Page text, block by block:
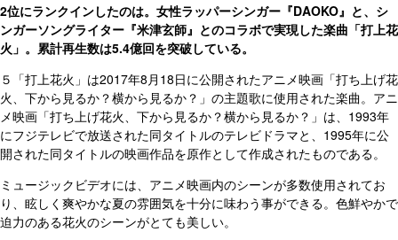
2位にランクインしたのは。女性ラッパーシンガー『DAOKO』と、シ
ンガーソングライター『米津玄師』とのコラボで実現した楽曲「打上花
火」。累計再生数は5.4億回を突破している。
５「打上花火」は2017年8月18日に公開されたアニメ映画「打ち上げ花
火、下から見るか？横から見るか？」の主題歌に使用された楽曲。アニ
メ映画「打ち上げ花火、下から見るか？横から見るか？」は、1993年
にフジテレビで放送された同タイトルのテレビドラマと、1995年に公
開された同タイトルの映画作品を原作として作成されたものである。
ミュージックビデオには、アニメ映画内のシーンが多数使用されてお
り、眩しく爽やかな夏の雰囲気を十分に味わう事ができる。色鮮やかで
迫力のある花火のシーンがとても美しい。